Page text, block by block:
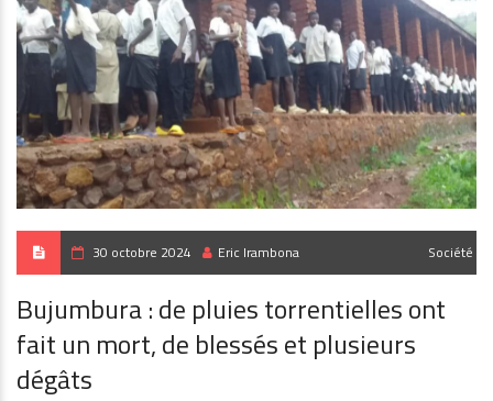
30 octobre 2024 Eric Irambona Société
Bujumbura : de pluies torrentielles ont
fait un mort, de blessés et plusieurs
dégâts